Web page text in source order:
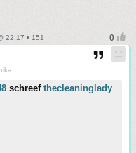
22:17 • 151
schreef thecleaninglady